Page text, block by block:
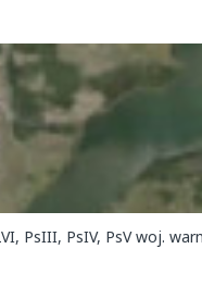
PsIII, PsIV, PsV woj.